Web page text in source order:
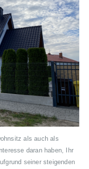
als auch als
daran haben, Ihr
seiner steigenden